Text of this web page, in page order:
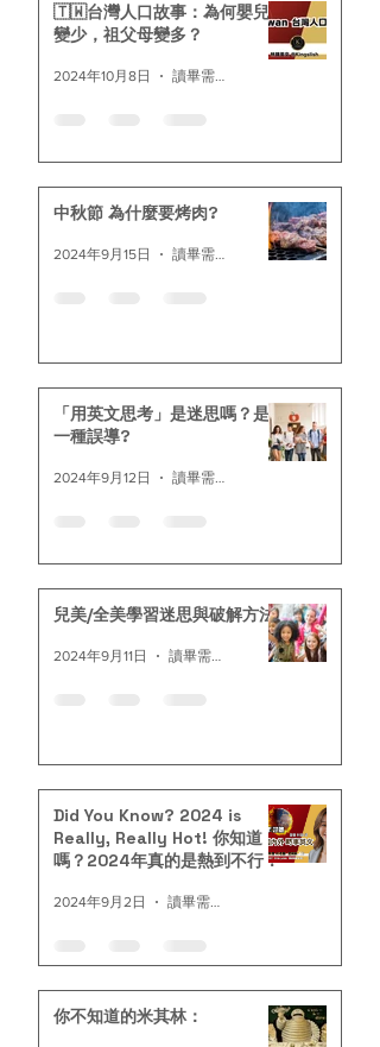
🇹🇼台灣人口故事：為何嬰兒
變少，祖父母變多？
2024年10月8日
中秋節 為什麼要烤肉?
2024年9月15日
「用英文思考」是迷思嗎？是
一種誤導?
2024年9月12日
兒美/全美學習迷思與破解方法
2024年9月11日
Did You Know? 2024 is
Really, Really Hot! 你知道
嗎？2024年真的是熱到不行！
2024年9月2日
你不知道的米其林：